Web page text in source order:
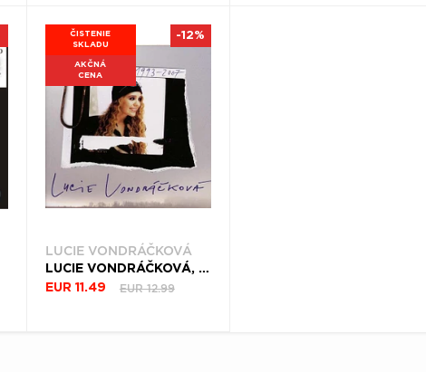
ČISTENIE
SKLADU
AKČNÁ
CENA
LUCIE VONDRÁČKOVÁ
LUCIE VONDRÁČKOVÁ, CD PELMEL 1993 - 2007
EUR 11.49
EUR 12.99
-12%